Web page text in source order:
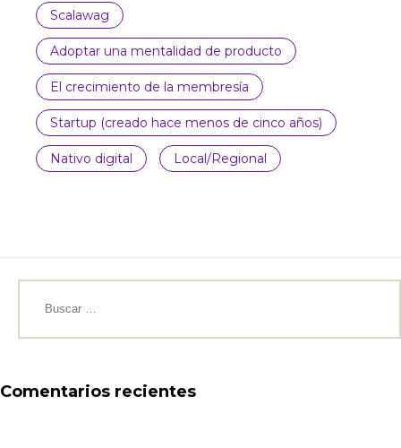
Scalawag
Adoptar una mentalidad de producto
El crecimiento de la membresía
Startup (creado hace menos de cinco años)
Nativo digital Local/Regional
Buscar:
Comentarios recientes